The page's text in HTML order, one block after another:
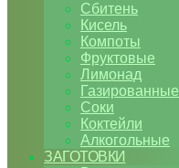
Сбитень
Кисель
Компоты
Фруктовые
Лимонад
Газированные
Соки
Коктейли
Алкогольные
ЗАГОТОВКИ